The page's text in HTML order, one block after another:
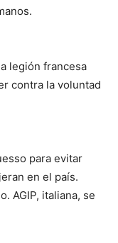
legión francesa
contra la voluntad
para evitar
en el país.
AGIP, italiana, se